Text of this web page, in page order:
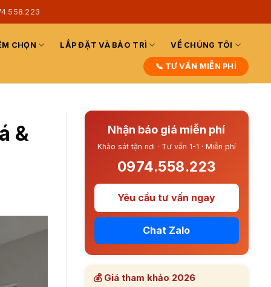
CHỌN LẮP ĐẶT VÀ BẢO TRÌ VỀ CHÚNG TÔI
📞 TƯ VẤN MIỄN PHÍ
&
Nhận báo giá miễn phí
Khảo sát tận nơi · Tư vấn 1-1 · Miễn phí
0974.558.223
Yêu cầu tư vấn ngay
Chat Zalo
💰 Giá tham khảo 2026